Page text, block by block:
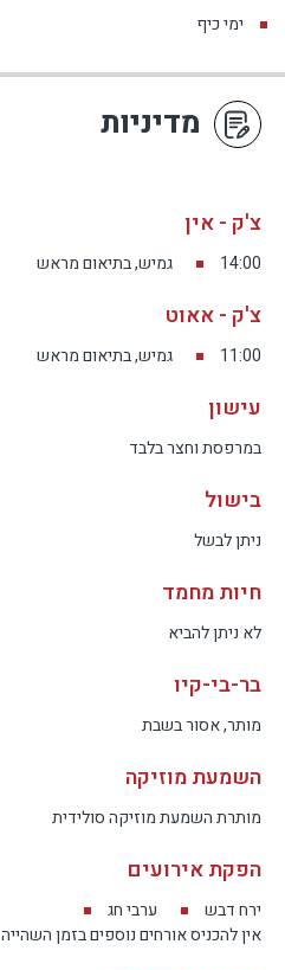
ימי כיף
מדיניות
צ'ק - אין
14:00 גמיש, בתיאום מראש
צ'ק - אאוט
11:00 גמיש, בתיאום מראש
עישון
במרפסת וחצר בלבד
בישול
ניתן לבשל
חיות מחמד
לא ניתן להביא
בר-בי-קיו
מותר, אסור בשבת
השמעת מוזיקה
מותרת השמעת מוזיקה סולידית
הפקת אירועים
ירח דבש
ערבי חג
אין להכניס אורחים נוספים בזמן השהייה